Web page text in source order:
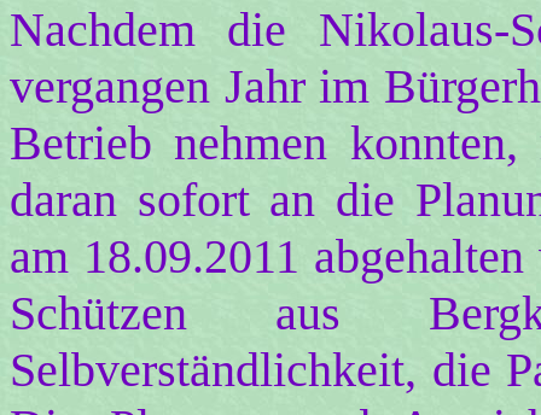
Nachdem die Nikolaus-
vergangen Jahr im
Betrieb nehmen
daran sofort an die
am 18.09.2011
Schützen aus
Selbverständlichkeit, die